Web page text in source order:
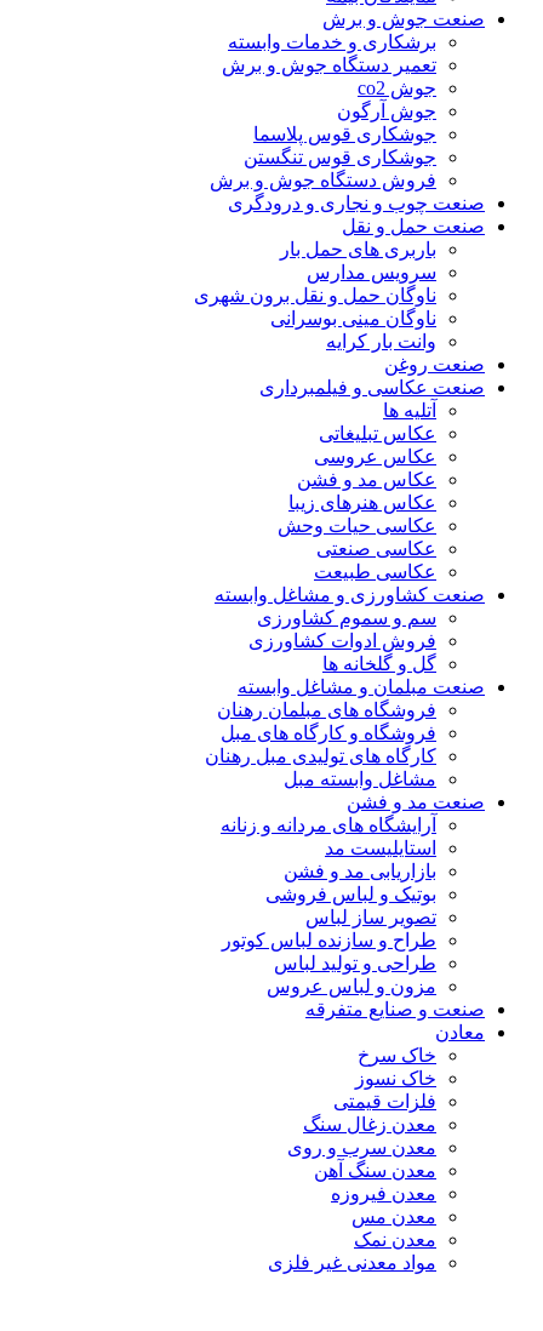
صنعت جوش و برش
برشکاری و خدمات وابسته
تعمیر دستگاه جوش و برش
جوش co2
جوش آرگون
جوشکاری قوس پلاسما
جوشکاری قوس تنگستن
فروش دستگاه جوش و برش
صنعت چوب و نجاری و درودگری
صنعت حمل و نقل
باربری های حمل بار
سرویس مدارس
ناوگان حمل و نقل برون شهری
ناوگان مینی بوسرانی
وانت بار کرایه
صنعت روغن
صنعت عکاسی و فیلمبرداری
آتلیه ها
عکاس تبلیغاتی
عکاس عروسی
عکاس مد و فشن
عکاس هنرهای زیبا
عکاسی حیات وحش
عکاسی صنعتی
عکاسی طبیعت
صنعت کشاورزی و مشاغل وابسته
سم و سموم کشاورزی
فروش ادوات کشاورزی
گل و گلخانه ها
صنعت مبلمان و مشاغل وابسته
فروشگاه های مبلمان رهنان
فروشگاه و کارگاه های مبل
کارگاه های تولیدی مبل رهنان
مشاغل وابسته مبل
صنعت مد و فشن
آرایشگاه های مردانه و زنانه
استایلیست مد
بازاریابی مد و فشن
بوتیک و لباس فروشی
تصویر ساز لباس
طراح و سازنده لباس کوتور
طراحی و تولید لباس
مزون و لباس عروس
صنعت و صنایع متفرقه
معادن
خاک سرخ
خاک نسوز
فلزات قیمتی
معدن زغال سنگ
معدن سرب و روی
معدن سنگ آهن
معدن فیروزه
معدن مس
معدن نمک
مواد معدنی غیر فلزی